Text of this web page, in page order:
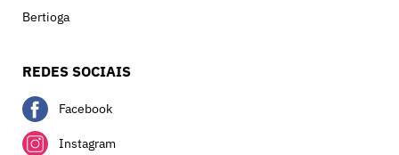
Bertioga
REDES SOCIAIS
Facebook
Instagram